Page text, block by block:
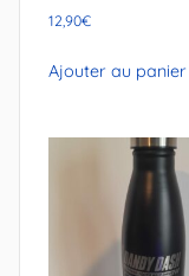
12,90€
Ajouter au panier